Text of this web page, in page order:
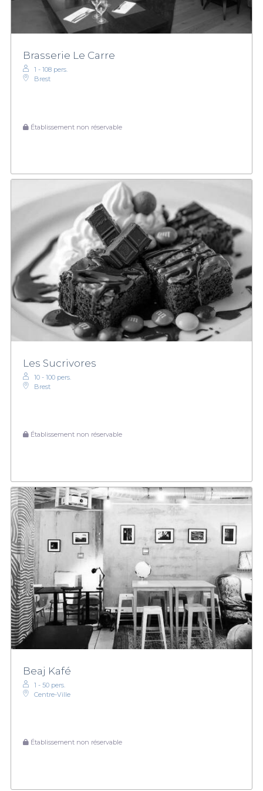
Brasserie Le Carre
1 - 108 pers.
Brest
Établissement non réservable
Les Sucrivores
10 - 100 pers.
Brest
Établissement non réservable
Beaj Kafé
1 - 50 pers.
Centre-Ville
Établissement non réservable